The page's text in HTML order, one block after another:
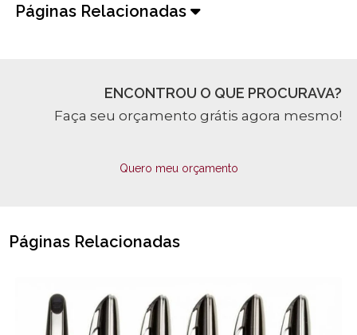
Páginas Relacionadas
ENCONTROU O QUE PROCURAVA?
Faça seu orçamento grátis agora mesmo!
Quero meu orçamento
Páginas Relacionadas